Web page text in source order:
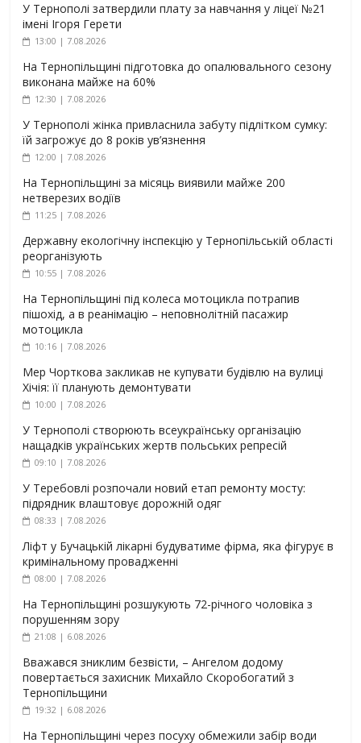
У Тернополі затвердили плату за навчання у ліцеї №21
імені Ігоря Герети
13:00 | 7.08.2026
На Тернопільщині підготовка до опалювального сезону
виконана майже на 60%
12:30 | 7.08.2026
У Тернополі жінка привласнила забуту підлітком сумку:
їй загрожує до 8 років ув’язнення
12:00 | 7.08.2026
На Тернопільщині за місяць виявили майже 200
нетверезих водіїв
11:25 | 7.08.2026
Державну екологічну інспекцію у Тернопільській області
реорганізують
10:55 | 7.08.2026
На Тернопільщині під колеса мотоцикла потрапив
пішохід, а в реанімацію – неповнолітній пасажир
мотоцикла
10:16 | 7.08.2026
Мер Чорткова закликав не купувати будівлю на вулиці
Хічія: її планують демонтувати
10:00 | 7.08.2026
У Тернополі створюють всеукраїнську організацію
нащадків українських жертв польських репресій
09:10 | 7.08.2026
У Теребовлі розпочали новий етап ремонту мосту:
підрядник влаштовує дорожній одяг
08:33 | 7.08.2026
Ліфт у Бучацькій лікарні будуватиме фірма, яка фігурує в
кримінальному провадженні
08:00 | 7.08.2026
На Тернопільщині розшукують 72-річного чоловіка з
порушенням зору
21:08 | 6.08.2026
Вважався зниклим безвісти, – Ангелом додому
повертається захисник Михайло Скоробогатий з
Тернопільщини
19:32 | 6.08.2026
На Тернопільщині через посуху обмежили забір води